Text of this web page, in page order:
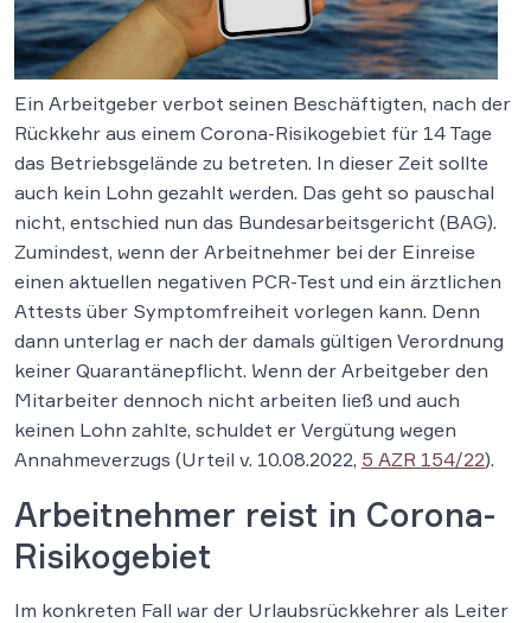
Ein Arbeitgeber verbot seinen Beschäftigten, nach der
Rückkehr aus einem Corona-Risikogebiet für 14 Tage
das Betriebsgelände zu betreten. In dieser Zeit sollte
auch kein Lohn gezahlt werden. Das geht so pauschal
nicht, entschied nun das Bundesarbeitsgericht (BAG).
Zumindest, wenn der Arbeitnehmer bei der Einreise
einen aktuellen negativen PCR-Test und ein ärztlichen
Attests über Symptomfreiheit vorlegen kann. Denn
dann unterlag er nach der damals gültigen Verordnung
keiner Quarantänepflicht. Wenn der Arbeitgeber den
Mitarbeiter dennoch nicht arbeiten ließ und auch
keinen Lohn zahlte, schuldet er Vergütung wegen
Annahmeverzugs (Urteil v. 10.08.2022, 5 AZR 154/22).
Arbeitnehmer reist in Corona-
Risikogebiet
Im konkreten Fall war der Urlaubsrückkehrer als Leiter